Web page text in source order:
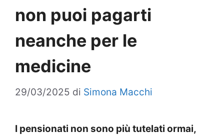
non puoi pagarti
neanche per le
medicine
29/03/2025 di Simona Macchi
I pensionati non sono più tutelati ormai,